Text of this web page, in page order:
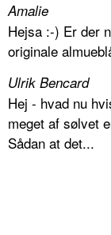
Amalie
Hejsa :-) Er der
originale
Ulrik Bencard
Hej - hvad nu
meget af sølvet
Sådan at det...